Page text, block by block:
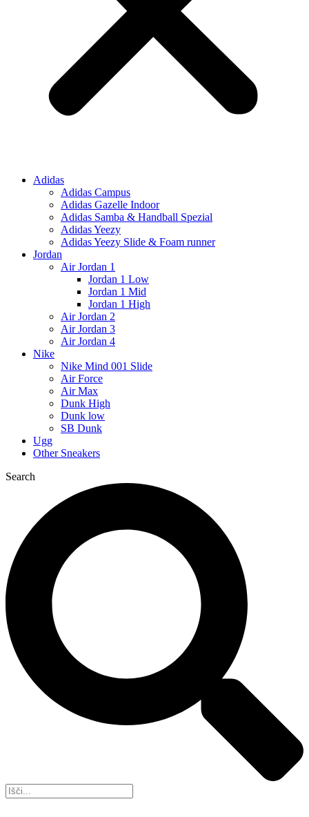
Adidas
Adidas Campus
Adidas Gazelle Indoor
Adidas Samba & Handball Spezial
Adidas Yeezy
Adidas Yeezy Slide & Foam runner
Jordan
Air Jordan 1
Jordan 1 Low
Jordan 1 Mid
Jordan 1 High
Air Jordan 2
Air Jordan 3
Air Jordan 4
Nike
Nike Mind 001 Slide
Air Force
Air Max
Dunk High
Dunk low
SB Dunk
Ugg
Other Sneakers
Search